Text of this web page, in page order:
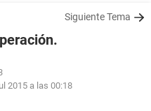
Siguiente Tema
2015 a las 00:18